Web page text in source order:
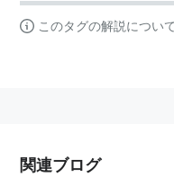
このタグの解説について
関連ブログ